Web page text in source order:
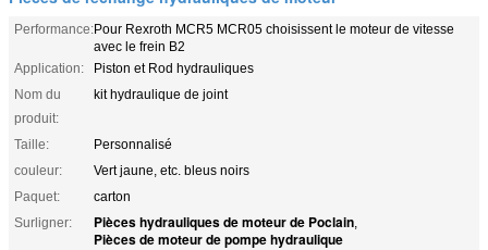
Performance:Pour Rexroth MCR5 MCR05 choisissent le moteur de vitesse
avec le frein B2
Application:
Piston et Rod hydrauliques
Nom du
produit:
kit hydraulique de joint
Taille:
Personnalisé
couleur:
Vert jaune, etc. bleus noirs
Paquet:
carton
Surligner:
Pièces hydrauliques de moteur de Poclain,
Pièces de moteur de pompe hydraulique